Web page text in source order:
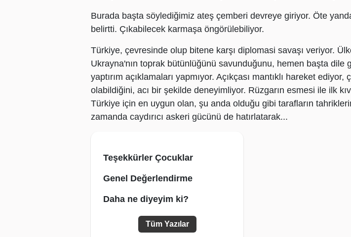
Burada başta söylediğimiz ateş çemberi devreye giriyor. Öte
belirtti. Çıkabilecek karmaşa öngörülebiliyor.
Türkiye, çevresinde olup bitene karşı diplomasi savaşı veriyor.
Ukrayna'nın toprak bütünlüğünü savunduğunu, hemen başta
yaptırım açıklamaları yapmıyor. Açıkçası mantıklı hareket
olabildiğini, acı bir şekilde deneyimliyor. Rüzgarın esmesi ile ilk
Türkiye için en uygun olan, şu anda olduğu gibi tarafların
zamanda caydırıcı askeri gücünü de hatırlatarak...
Teşekkürler Çocuklar
Genel Değerlendirme
Daha ne diyeyim ki?
Tüm Yazılar